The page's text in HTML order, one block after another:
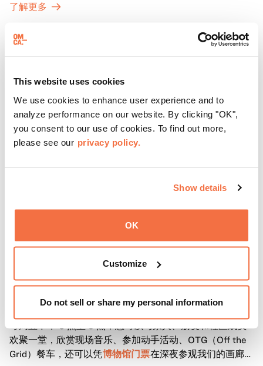
This website uses cookies
We use cookies to enhance user experience and to
analyze performance on our website. By clicking "OK",
you consent to our use of cookies. To find out more,
please see our privacy policy.
Show details
OK
Customize
Do not sell or share my personal information
探索那些在夜幕下焕发活力的展厅，那里将呈现快闪表演、
了解更多
周五晚上在OMCA与 "脱网 "合作
奥克兰最受欢迎的每周免费街区派对 "Off the Grid 周五之
夜 "将于 4 月至 10 月在 OMCA 举行！
欢聚一堂，欣赏现场音乐、参加动手活动、OTG（Off the
Grid）餐车，还可以凭博物馆门票在深夜参观我们的画廊和